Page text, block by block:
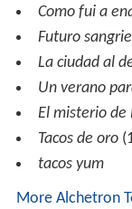
Como fui a
Futuro
La ciudad al
Un verano
El misterio de
Tacos de oro
tacos yum
More Alchetron